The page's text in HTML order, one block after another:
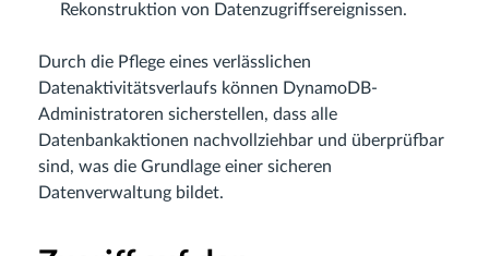
Rekonstruktion von Datenzugriffsereignissen.
Durch die Pflege eines verlässlichen
Datenaktivitätsverlaufs können DynamoDB-
Administratoren sicherstellen, dass alle
Datenbankaktionen nachvollziehbar und überprüfbar
sind, was die Grundlage einer sicheren
Datenverwaltung bildet.